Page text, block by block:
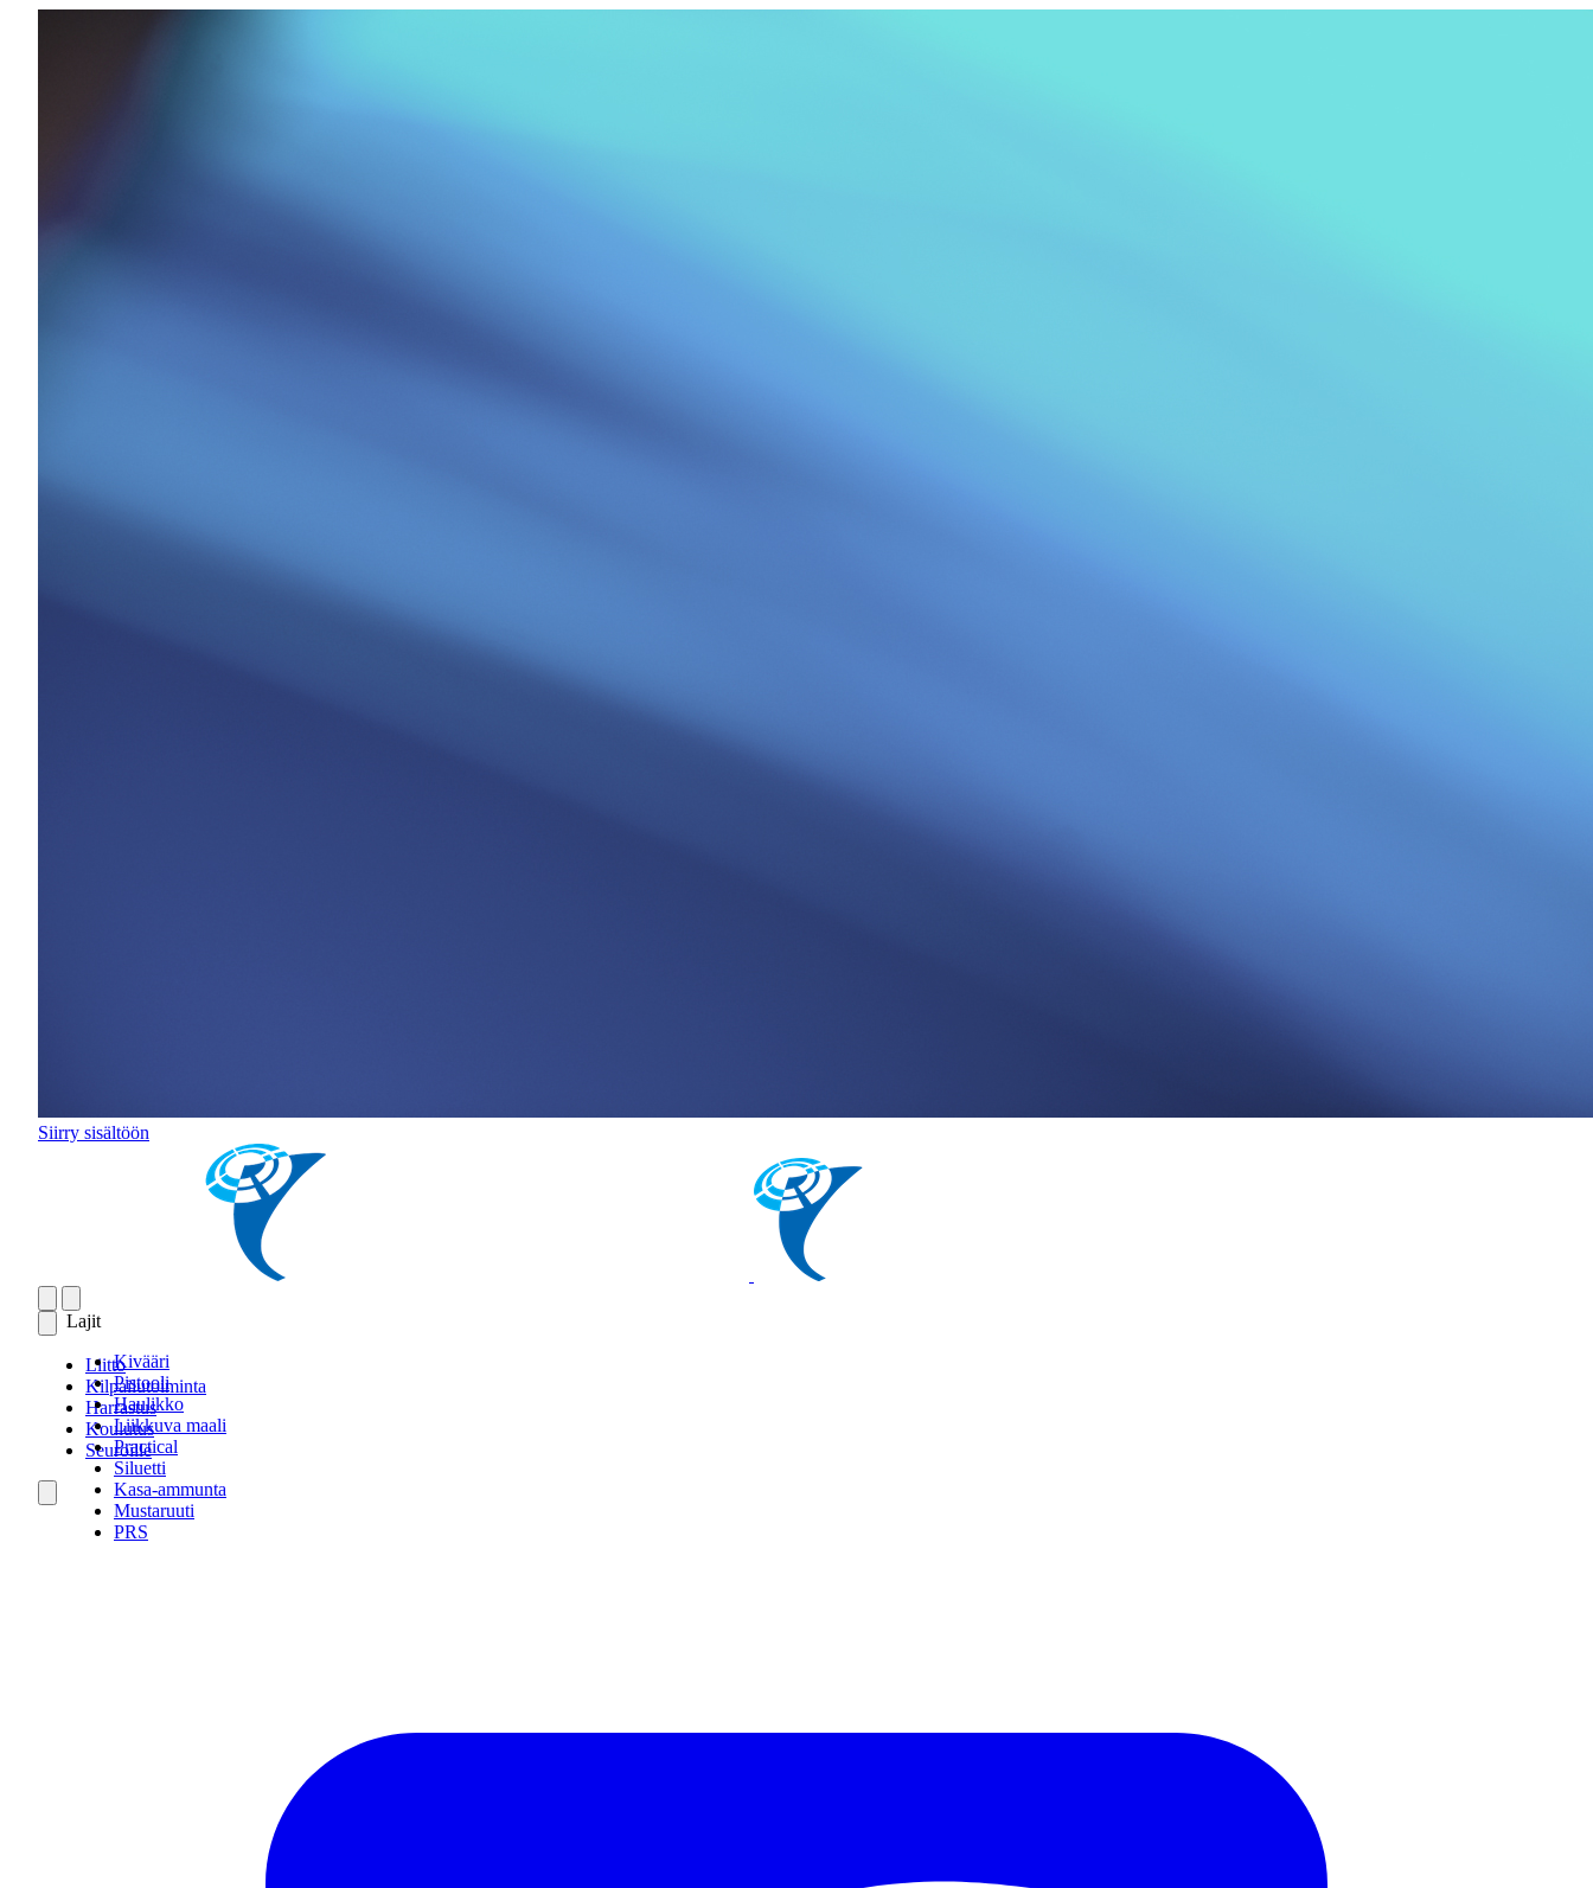
Siirry sisältöön
Lajit
Kivääri
Pistooli
Haulikko
Liikkuva maali
Practical
Siluetti
Kasa-ammunta
Mustaruuti
PRS
Liitto
Kilpailutoiminta
Harrastus
Koulutus
Seuroille